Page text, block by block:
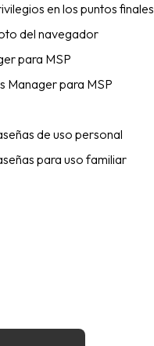
en los puntos finales
del navegador
para MSP
Manager para MSP
de uso personal
para uso familiar